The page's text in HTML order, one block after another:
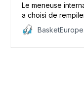
Le meneuse
a choisi de
2007.